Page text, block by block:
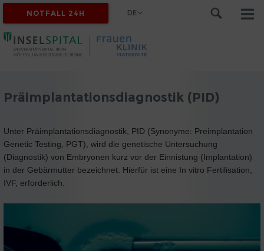
NOTFALL 24H DE
Präimplantationsdiagnostik (PID)
Unter Präimplantationsdiagnostik, PID (Synonyme: Preimplantation
Genetic Testing, PGT), wird die genetische Untersuchung
(Diagnostik) von Embryonen kurz vor der Einnistung (Implantation)
in der Gebärmutter bezeichnet. Hierfür ist eine In vitro Fertilisation,
IVF, erforderlich.